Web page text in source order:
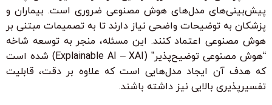
پیش‌بینی‌های مدل‌های هوش مصنوعی ضروری است. بیماران و
پزشکان به توضیحات واضحی نیاز دارند تا به تصمیمات مبتنی بر
هوش مصنوعی اعتماد کنند. این مسئله، منجر به توسعه شاخه
“هوش مصنوعی توضیح‌پذیر” (Explainable AI – XAI) شده است
که هدف آن ایجاد مدل‌هایی است که علاوه بر دقت، قابلیت
تفسیرپذیری بالایی نیز داشته باشند.